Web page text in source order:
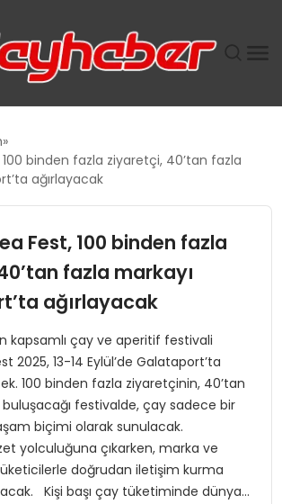
MODELI EKONOMIDE KADIN
MÜHENDISLIĞINDE HEDEF
PAZAR GERGİNLİĞİ!
binden fazla ziyaretçi, 40’tan fazla
ağırlayacak
Fest, 100 binden fazla
fazla markayı
ağırlayacak
kapsamlı çay ve aperitif festivali
2025, 13-14 Eylül’de Galataport’ta
100 binden fazla ziyaretçinin, 40’tan
festivalde, çay sadece bir
biçimi olarak sunulacak.
yolculuğuna çıkarken, marka ve
doğrudan iletişim kurma
Kişi başı çay tüketiminde dünya…